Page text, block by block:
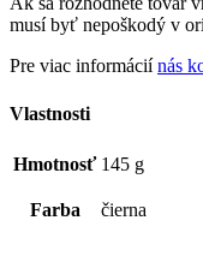
musí byť nepoškodý v
Pre viac informáciínás
Vlastnosti
Hmotnosť 145 g
Farba čierna